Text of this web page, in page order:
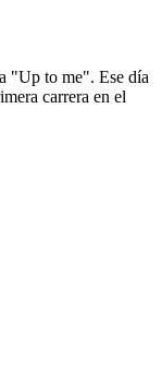
"Up to me". Ese día
carrera en el